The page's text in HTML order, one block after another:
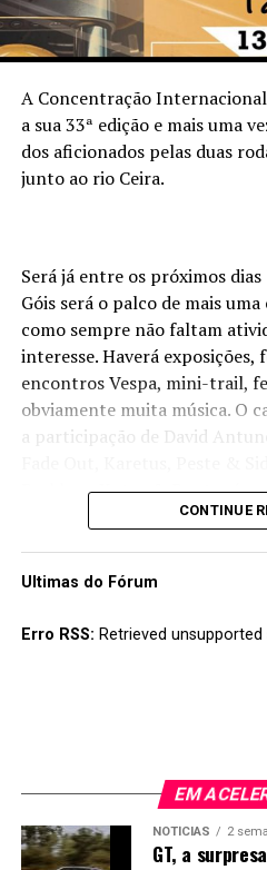
A Concentração
a sua 33ª edição e mais uma
dos aficionados pelas duas
junto ao rio Ceira.
Será já entre os próximos
Góis será o palco de mais
como sempre não faltam
interesse. Haverá
encontros Vespa, mini-trail,
obviamente muita música. O
a participação de David
Peakles e Xutos & Pontapés.
esquecer que há limite de
CONTINUE
Ultimas do Fórum
Erro RSS: Retrieved
EM
NOTÍCIAS 2
GT, a